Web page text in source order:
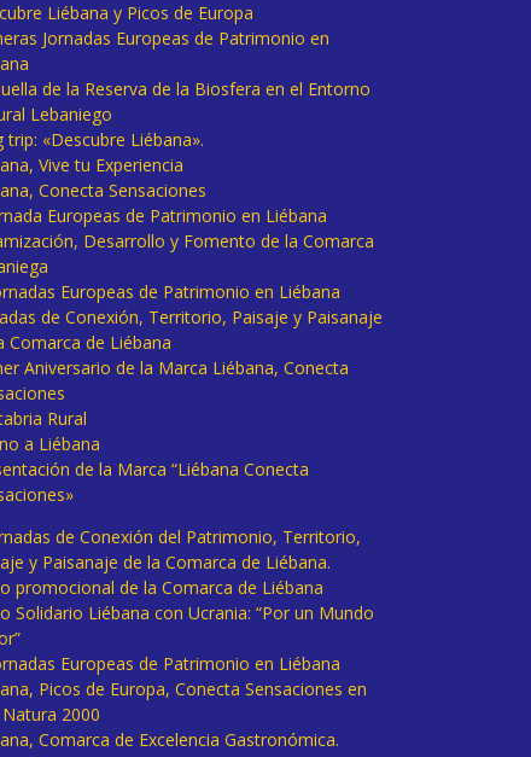
Liébana y Picos de Europa
Jornadas Europeas de Patrimonio en
de la Reserva de la Biosfera en el Entorno
Lebaniego
trip: «Descubre Liébana».
Vive tu Experiencia
Conecta Sensaciones
Europeas de Patrimonio en Liébana
Desarrollo y Fomento de la Comarca
Europeas de Patrimonio en Liébana
de Conexión, Territorio, Paisaje y Paisanaje
Comarca de Liébana
Aniversario de la Marca Liébana, Conecta
Rural
a Liébana
de la Marca “Liébana Conecta
de Conexión del Patrimonio, Territorio,
y Paisanaje de la Comarca de Liébana.
promocional de la Comarca de Liébana
Solidario Liébana con Ucrania: “Por un Mundo
Europeas de Patrimonio en Liébana
Picos de Europa, Conecta Sensaciones en
Natura 2000
Comarca de Excelencia Gastronómica.